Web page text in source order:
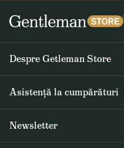
Despre Getleman Store
Asistență la cumpărături
Newsletter